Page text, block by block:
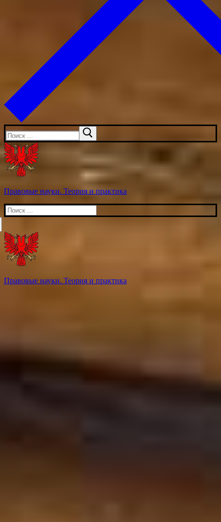
Искать:
Правовые науки. Теория и практика
Искать:
Правовые науки. Теория и практика